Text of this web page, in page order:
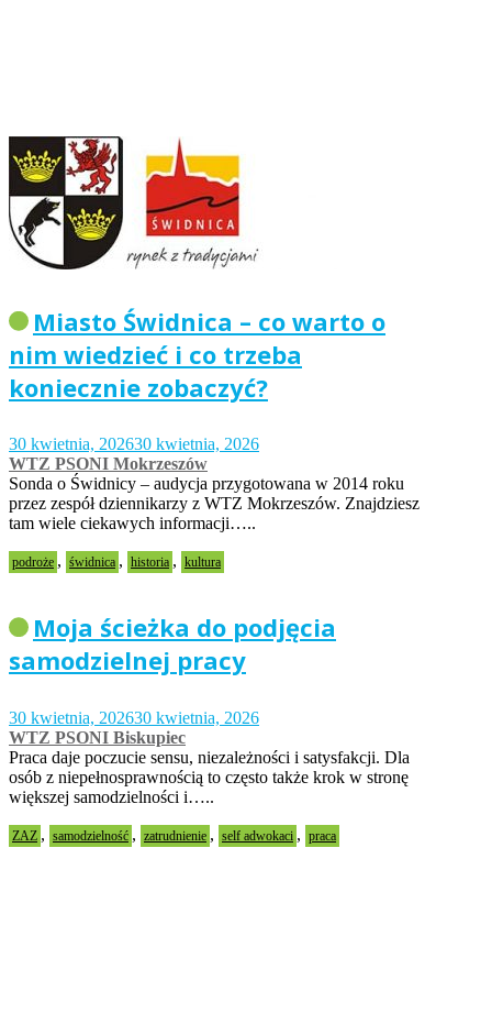
Miasto Świdnica – co warto o
nim wiedzieć i co trzeba
koniecznie zobaczyć?
30 kwietnia, 202630 kwietnia, 2026
WTZ PSONI Mokrzeszów
Sonda o Świdnicy – audycja przygotowana w 2014 roku
przez zespół dziennikarzy z WTZ Mokrzeszów. Znajdziesz
tam wiele ciekawych informacji…..
podroże , świdnica , historia , kultura
Moja ścieżka do podjęcia
samodzielnej pracy
30 kwietnia, 202630 kwietnia, 2026
WTZ PSONI Biskupiec
Praca daje poczucie sensu, niezależności i satysfakcji. Dla
osób z niepełnosprawnością to często także krok w stronę
większej samodzielności i…..
ZAZ , samodzielność , zatrudnienie , self adwokaci , praca